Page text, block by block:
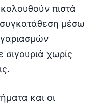
πιστά
μέσω
σιγουριά χωρίς
και οι